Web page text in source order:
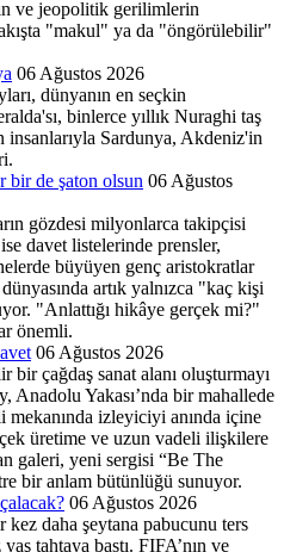
ve jeopolitik gerilimlerin
"makul" ya da "öngörülebilir"
06 Ağustos 2026
dünyanın en seçkin
binlerce yıllık Nuraghi taş
insanlarıyla Sardunya, Akdeniz'in
bir de şaton olsun 06 Ağustos
gözdesi milyonlarca takipçisi
davet listelerinde prensler,
büyüyen genç aristokratlar
artık yalnızca "kaç kişi
"Anlattığı hikâye gerçek mi?"
önemli.
06 Ağustos 2026
çağdaş sanat alanı oluşturmayı
Anadolu Yakası’nda bir mahallede
izleyiciyi anında içine
üretime ve uzun vadeli ilişkilere
galeri, yeni sergisi “Be The
bir anlam bütünlüğü sunuyor.
06 Ağustos 2026
daha şeytana pabucunu ters
tahtaya bastı. FIFA’nın ve